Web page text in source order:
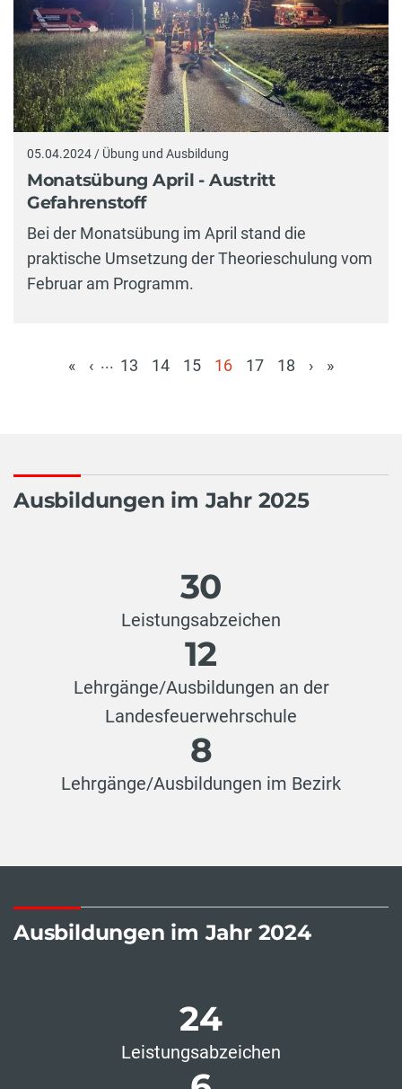
05.04.2024 / Übung und Ausbildung
Monatsübung April - Austritt
Gefahrenstoff
Bei der Monatsübung im April stand die
praktische Umsetzung der Theorieschulung vom
Februar am Programm.
« ‹ ... 13 14 15
16
17 18 › »
Ausbildungen im Jahr 2025
30
Leistungsabzeichen
12
Lehrgänge/Ausbildungen an der
Landesfeuerwehrschule
8
Lehrgänge/Ausbildungen im Bezirk
Ausbildungen im Jahr 2024
24
Leistungsabzeichen